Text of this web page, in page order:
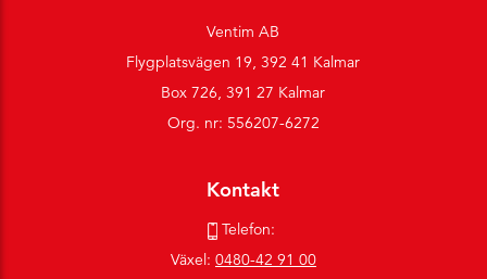
Ventim AB
Flygplatsvägen 19, 392 41 Kalmar
Box 726, 391 27 Kalmar
Org. nr: 556207-6272
Kontakt
Telefon:
Växel: 0480-42 91 00